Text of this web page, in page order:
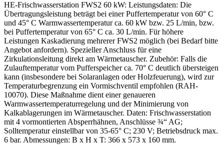
HE-Frischwasserstation FWS2 60 kW: Leistungsdaten: Die
Übertragungsleistung beträgt bei einer Puffertemperatur von 60° C
und 45° C Warmwassertemperatur ca. 60 kW bzw. 25 L/min, bzw.
bei Puffertemperatur von 65° C ca. 30 L/min. Für höhere
Leistungen Kaskadierung mehrerer FWS2 möglich (bei Bedarf bitte
Angebot anfordern). Spezieller Anschluss für eine
Zirkulationsleitung direkt am Wärmetauscher. Zubehör: Falls die
Zulauftemperatur vom Pufferspeicher ca. 70° C deutlich übersteigen
kann (insbesondere bei Solaranlagen oder Holzfeuerung), wird zur
Temperaturbegrenzung ein Vormischventil empfohlen (RAH-
10070). Diese Maßnahme dient einer genaueren
Warmwassertemperaturregelung und der Minimierung von
Kalkablagerungen im Wärmetauscher. Daten: Frischwasserstation
mit 4 vormontierten Absperrhähnen, Anschlüsse ¾“ AG;
Solltemperatur einstellbar von 35-65° C; 230 V; Betriebsdruck max.
6 bar. Abmessungen: B x H x T: 366 x 573 x 160 mm.